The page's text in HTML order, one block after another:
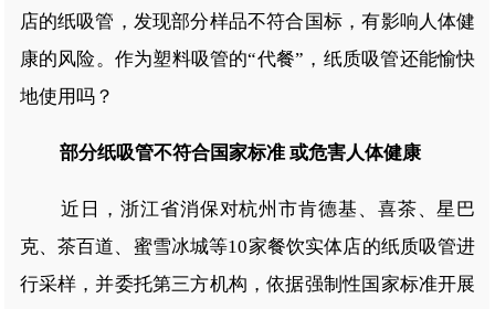
店的纸吸管，发现部分样品不符合国标，有影响人体健
康的风险。作为塑料吸管的“代餐”，纸质吸管还能愉快
地使用吗？
部分纸吸管不符合国家标准 或危害人体健康
近日，浙江省消保对杭州市肯德基、喜茶、星巴
克、茶百道、蜜雪冰城等10家餐饮实体店的纸质吸管进
行采样，并委托第三方机构，依据强制性国家标准开展